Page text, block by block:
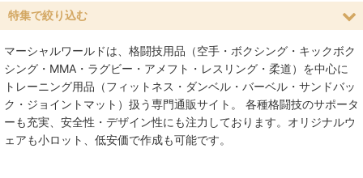
並び順:
絞り込む
特集で絞り込む
空手
MMA総合格闘技
柔術
マーシャルワールドは、格闘技用品（空手・ボクシング・キックボク
シング・MMA・ラグビー・アメフト・レスリング・柔道）を中心に
トレーニング用品（フィットネス・ダンベル・バーベル・サンドバッ
ク・ジョイントマット）扱う専門通販サイト。 各種格闘技のサポータ
ーも充実、安全性・デザイン性にも注力しております。オリジナルウ
ェアも小ロット、低安価で作成も可能です。